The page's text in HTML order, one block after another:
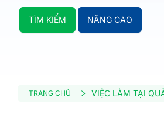
TÌM KIẾM NÂNG CAO
TRANG CHỦ VIỆC LÀM TẠI